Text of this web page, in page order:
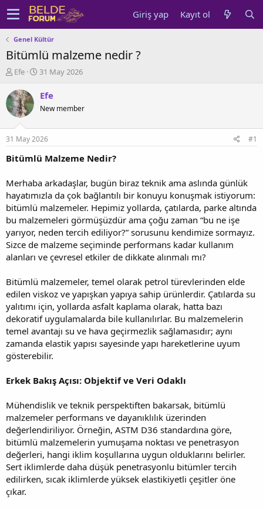
Giriş yap Kayıt ol
Genel Kültür
Bitümlü malzeme nedir ?
K
n
u
y
b
a
ş
t
a
n
Efe
B
ş
a
g
ı
ç
r
i
h
i
31 May 2026
Efe
New member
31 May 2026 #1
Bitümlü Malzeme Nedir?
Merhaba arkadaşlar, bugün biraz teknik ama aslında günlük
hayatımızla da çok bağlantılı bir konuyu konuşmak istiyorum:
bitümlü malzemeler. Hepimiz yollarda, çatılarda, parke altında
bu malzemeleri görmüşüzdür ama çoğu zaman “bu ne işe
yarıyor, neden tercih ediliyor?” sorusunu kendimize sormayız.
Sizce de malzeme seçiminde performans kadar kullanım
alanları ve çevresel etkiler de dikkate alınmalı mı?
Bitümlü malzemeler, temel olarak petrol türevlerinden elde
edilen viskoz ve yapışkan yapıya sahip ürünlerdir. Çatılarda su
yalıtımı için, yollarda asfalt kaplama olarak, hatta bazı
dekoratif uygulamalarda bile kullanılırlar. Bu malzemelerin
temel avantajı su ve hava geçirmezlik sağlamasıdır; aynı
zamanda elastik yapısı sayesinde yapı hareketlerine uyum
gösterebilir.
Erkek Bakış Açısı: Objektif ve Veri Odaklı
Mühendislik ve teknik perspektiften bakarsak, bitümlü
malzemeler performans ve dayanıklılık üzerinden
değerlendiriliyor. Örneğin, ASTM D36 standardına göre,
bitümlü malzemelerin yumuşama noktası ve penetrasyon
değerleri, hangi iklim koşullarına uygun olduklarını belirler.
Sert iklimlerde daha düşük penetrasyonlu bitümler tercih
edilirken, sıcak iklimlerde yüksek elastikiyetli çeşitler öne
çıkar.